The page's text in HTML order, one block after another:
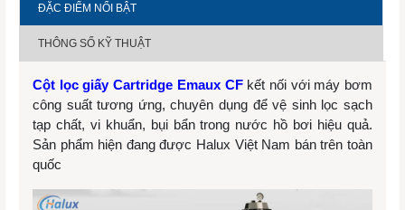
ĐẶC ĐIỂM NỔI BẬT
THÔNG SỐ KỸ THUẬT
Cột lọc giấy Cartridge Emaux CFkết nối với máy bơm
công suất tương ứng, chuyên dụng để vệ sinh lọc sạch
tạp chất, vi khuẩn, bụi bẩn trong nước hồ bơi hiệu quả.
Sản phẩm hiện đang được Halux Việt Nam bán trên toàn
quốc